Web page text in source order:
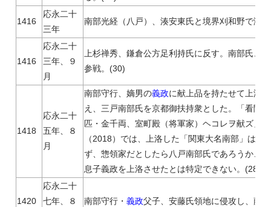
1416
応永二十
三年
南部光経（八戸）、湊安東氏と境界刈和野で激
1416
応永二十
三年、９
月
上杉禅秀、鎌倉公方足利持氏に反す。南部氏、
参戦。(30)
1418
応永二十
五年、８
月
南部守行、嫡男の義政に献上品を持たせて上洛
え、三戸南部氏を京都御扶持衆とした。「看聞
匹・金千両、室町殿（将軍家）ヘコレヲ献ズ
（2018）では、上洛した「関東大名南部」は八
ず、惣領家だとしたら八戸南部氏であろうか、
息子義政を上洛させたとは特定できない。(28)
1420
応永二十
七年、８
南部守行・義政父子、安藤氏領地に侵攻し、藤